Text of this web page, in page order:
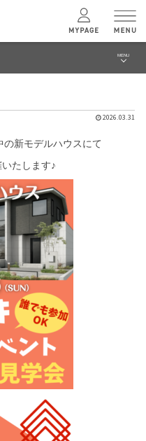
MENU
2026.03.31
新モデルハウスにて
いたします♪